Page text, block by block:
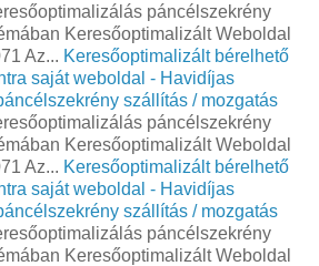
páncélszekrény
Keresőoptimalizált Weboldal
Az... Keresőoptimalizált bérelhető
saját weboldal - Havidíjas
szállítás / mozgatás
páncélszekrény
Keresőoptimalizált Weboldal
Az... Keresőoptimalizált bérelhető
saját weboldal - Havidíjas
szállítás / mozgatás
páncélszekrény
Keresőoptimalizált Weboldal